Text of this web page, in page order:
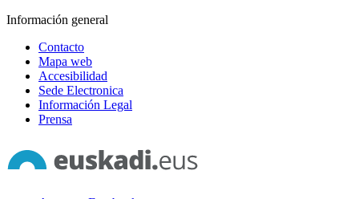
Información general
Contacto
Mapa web
Accesibilidad
Sede Electronica
Información Legal
Prensa